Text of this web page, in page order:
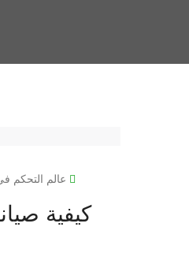
عالم التحكم
كيفية